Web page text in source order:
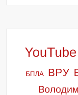
YouTube
БПЛА ВРУ